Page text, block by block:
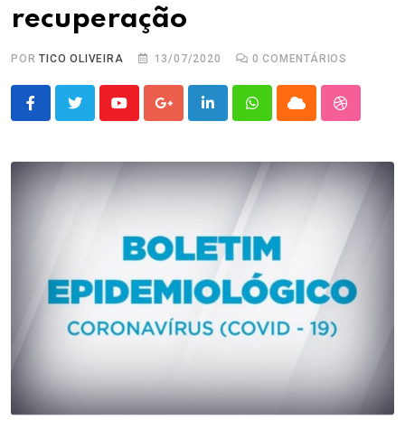
recuperação
PORTICO OLIVEIRA 13/07/2020 0 COMENTÁRIOS
YoutubeGoogle+LinkedInWhatsappCloud